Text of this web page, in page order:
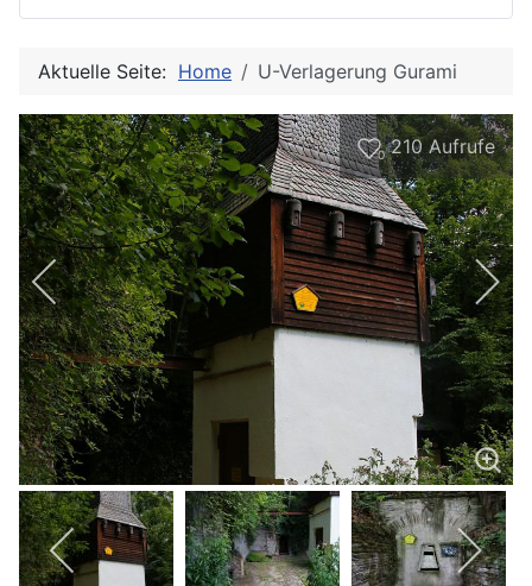
Aktuelle Seite: Home U-Verlagerung Gurami
0 210Aufrufe